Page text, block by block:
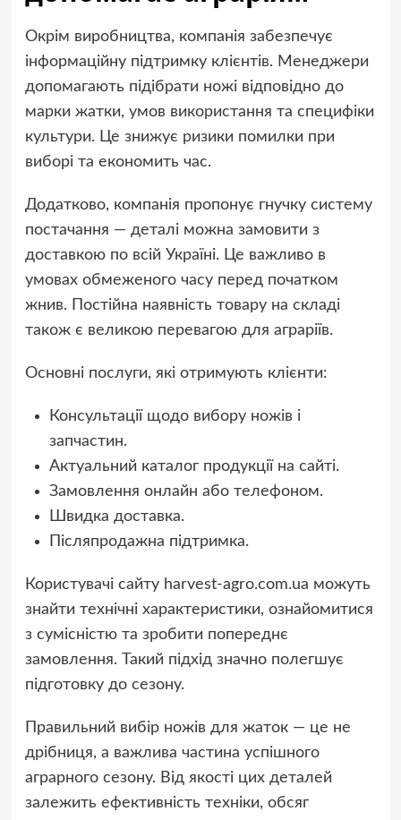
Окрім виробництва, компанія забезпечує
інформаційну підтримку клієнтів. Менеджери
допомагають підібрати ножі відповідно до
марки жатки, умов використання та специфіки
культури. Це знижує ризики помилки при
виборі та економить час.
Додатково, компанія пропонує гнучку систему
постачання — деталі можна замовити з
доставкою по всій Україні. Це важливо в
умовах обмеженого часу перед початком
жнив. Постійна наявність товару на складі
також є великою перевагою для аграріїв.
Основні послуги, які отримують клієнти:
Консультації щодо вибору ножів і
запчастин.
Актуальний каталог продукції на сайті.
Замовлення онлайн або телефоном.
Швидка доставка.
Післяпродажна підтримка.
Користувачі сайту harvest-agro.com.ua можуть
знайти технічні характеристики, ознайомитися
з сумісністю та зробити попереднє
замовлення. Такий підхід значно полегшує
підготовку до сезону.
Правильний вибір ножів для жаток — це не
дрібниця, а важлива частина успішного
аграрного сезону. Від якості цих деталей
залежить ефективність техніки, обсяг